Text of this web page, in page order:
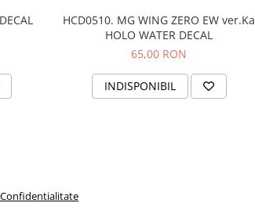
HCD0510. MG WING ZERO EW ver.Ka
HOLO WATER DECAL
65,00 RON
INDISPONIBIL